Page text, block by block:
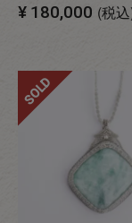
¥ 180,000 税込
SOLD